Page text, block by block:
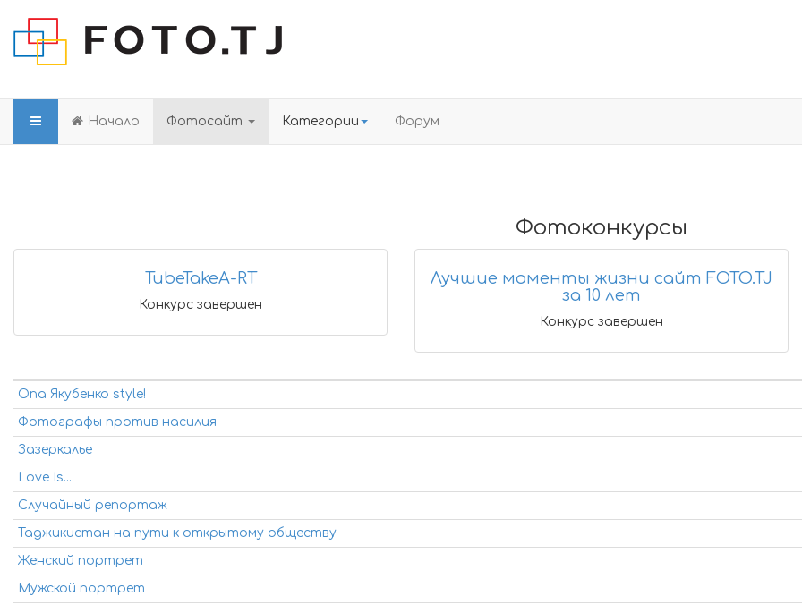
Начало Фотосайт Категории Форум
Фотоконкурсы
TubeTakeA-RT
Конкурс завершен
Лучшие моменты жизни сайт FOTO.TJ
за 10 лет
Конкурс завершен
Опа Якубенко style!
Фотографы против насилия
Зазеркалье
Love Is...
Случайный репортаж
Таджикистан на пути к открытому обществу
Женский портрет
Мужской портрет